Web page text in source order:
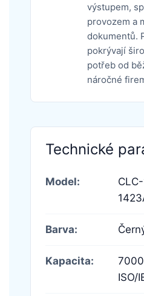
výstupem,
provozem a
dokumentů.
pokrývají
potřeb od
náročné
Technické
Model:
Barva:
Kapacita:
ISO/